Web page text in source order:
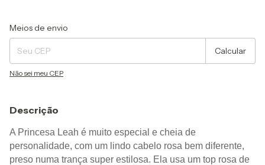
Entregas para o CEP:
Meios de envio
Calcular
Não sei meu CEP
Descrição
A Princesa Leah é muito especial e cheia de
personalidade, com um lindo cabelo rosa bem diferente,
preso numa trança super estilosa. Ela usa um top rosa de